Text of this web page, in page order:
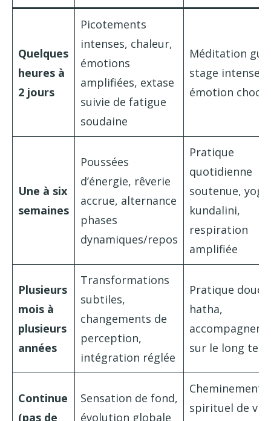
Quelques
heures à
2 jours
Picotements
intenses, chaleur,
émotions
amplifiées, extase
suivie de fatigue
soudaine
Méditation
stage intense,
émotion choc
Une à six
semaines
Poussées
d’énergie, rêverie
accrue, alternance
phases
dynamiques/repos
Pratique
quotidienne
soutenue, yoga
kundalini,
respiration
amplifiée
Plusieurs
mois à
plusieurs
années
Transformations
subtiles,
changements de
perception,
intégration réglée
Pratique douce,
hatha,
sur le long
Continue
(pas de
Sensation de fond,
évolution globale
Cheminement
spirituel de vie,